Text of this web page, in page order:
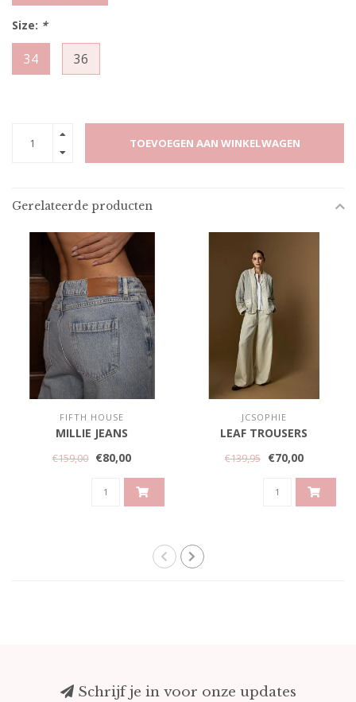
Size: *
34 36
TOEVOEGEN AAN WINKELWAGEN
Gerelateerde producten
FIFTH HOUSE
MILLIE JEANS
€159,00 €80,00
JCSOPHIE
LEAF TROUSERS
€139,95 €70,00
Schrijf je in voor onze updates